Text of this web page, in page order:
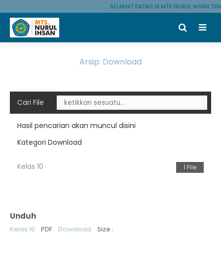
SELAMAT DATAG DI MTS NURUL IHSAN
Arsip: Download
Cari File
Hasil pencarian akan muncul disini
Kategori Download
Kelas 10 1 File
Unduh
Kelas 10 PDF Download Size :